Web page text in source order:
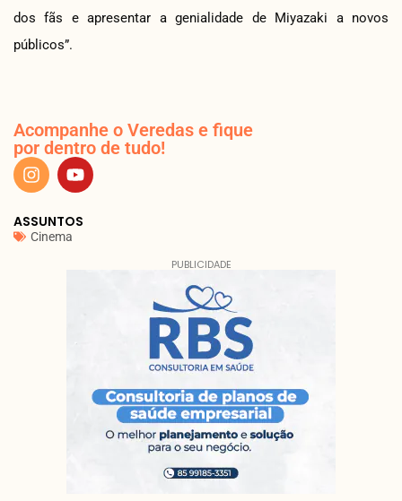
dos fãs e apresentar a genialidade de Miyazaki a novos
públicos”.
Acompanhe o Veredas e fique
por dentro de tudo!
ASSUNTOS
Cinema
PUBLICIDADE